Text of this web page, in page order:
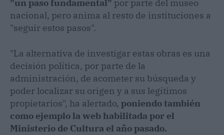
"un paso fundamental" por parte del museo
nacional, pero anima al resto de instituciones a
"seguir estos pasos".
"La alternativa de investigar estas obras es una
decisión política, por parte de la
administración, de acometer su búsqueda y
poder localizar su origen y a sus legítimos
propietarios", ha alertado, poniendo también
como ejemplo la web habilitada por el
Ministerio de Cultura el año pasado.